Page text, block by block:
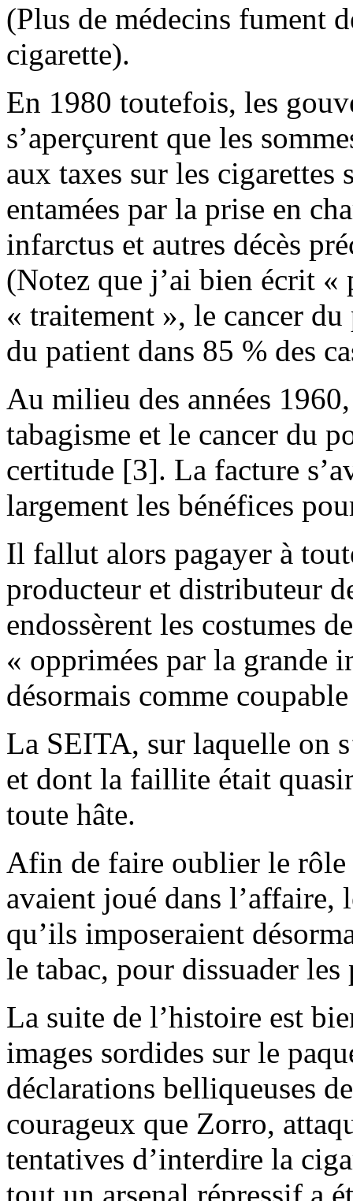
(Plus de médecins fument
cigarette).
En 1980 toutefois, les
s’aperçurent que les
aux taxes sur les cigarettes
entamées par la prise en
infarctus et autres décès
(Notez que j’ai bien écrit «
« traitement », le cancer
du patient dans 85 % des
Au milieu des années
tabagisme et le cancer du
certitude [3]. La facture
largement les bénéfices
Il fallut alors pagayer à
producteur et distributeur
endossèrent les costumes
« opprimées par la grande
désormais comme
La SEITA, sur laquelle on
et dont la faillite était
toute hâte.
Afin de faire oublier le rôle
avaient joué dans l’affaire,
qu’ils imposeraient
le tabac, pour dissuader
La suite de l’histoire est
images sordides sur le
déclarations belliqueuses
courageux que Zorro,
tentatives d’interdire la
tout un arsenal répressif a